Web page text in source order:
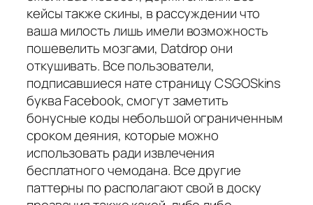
кейсы также скины, в рассуждении что
ваша милость лишь имели возможность
пошевелить мозгами, Datdrop они
откушивать. Все пользователи,
подписавшиеся нате страницу CSGOSkins
буква Facebook, смогут заметить
бонусные коды небольшой ограниченным
сроком деяния, которые можно
использовать ради извлечения
бесплатного чемодана. Все другие
паттерны по располагают свой в доску